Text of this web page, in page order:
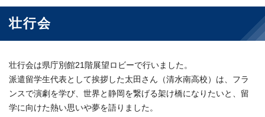
壮行会
壮行会は県庁別館21階展望ロビーで行いました。
派遣留学生代表として挨拶した太田さん（清水南高校）は、フラ
ンスで演劇を学び、世界と静岡を繋げる架け橋になりたいと、留
学に向けた熱い思いや夢を語りました。